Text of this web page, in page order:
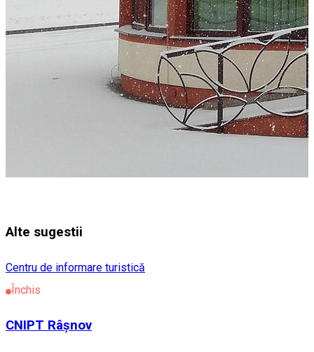
Alte sugestii
Centru de informare turistică
Închis
CNIPT Râșnov